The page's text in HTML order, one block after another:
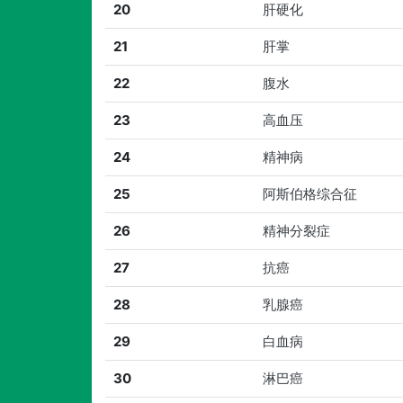
20 肝硬化
21 肝掌
22 腹水
23 高血压
24 精神病
25 阿斯伯格综合征
26 精神分裂症
27 抗癌
28 乳腺癌
29 白血病
30 淋巴癌